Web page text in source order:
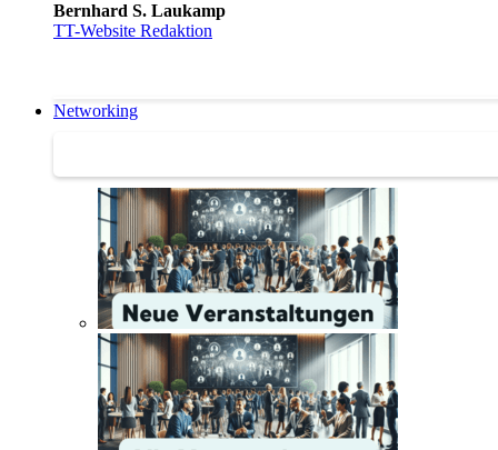
Bernhard S. Laukamp
TT-Website Redaktion
Networking